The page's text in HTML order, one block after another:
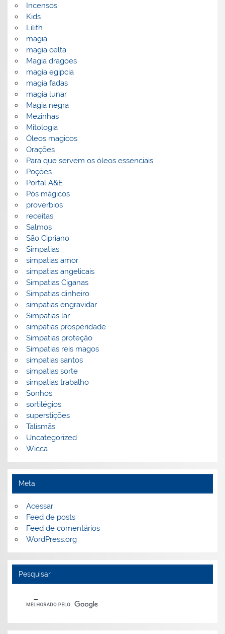
Incensos
Kids
Lilith
magia
magia celta
Magia dragoes
magia egipcia
magia fadas
magia lunar
Magia negra
Mezinhas
Mitologia
Óleos magicos
Orações
Para que servem os óleos essenciais
Poções
Portal A&E
Pós mágicos
proverbios
receitas
Salmos
São Cipriano
Simpatias
simpatias amor
simpatias angelicais
Simpatias Ciganas
Simpatias dinheiro
simpatias engravidar
Simpatias lar
simpatias prosperidade
Simpatias proteção
Simpatias reis magos
simpatias santos
simpatias sorte
simpatias trabalho
Sonhos
sortilégios
superstições
Talismãs
Uncategorized
Wicca
Meta
Acessar
Feed de posts
Feed de comentários
WordPress.org
Pesquisar